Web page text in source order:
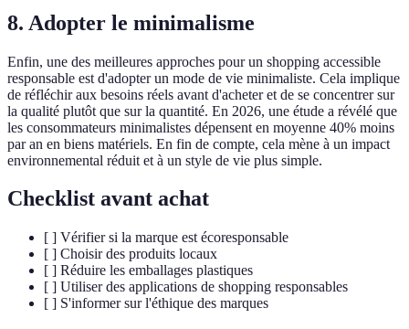
8. Adopter le minimalisme
Enfin, une des meilleures approches pour un shopping accessible
responsable est d'adopter un mode de vie minimaliste. Cela implique
de réfléchir aux besoins réels avant d'acheter et de se concentrer sur
la qualité plutôt que sur la quantité. En 2026, une étude a révélé que
les consommateurs minimalistes dépensent en moyenne 40% moins
par an en biens matériels. En fin de compte, cela mène à un impact
environnemental réduit et à un style de vie plus simple.
Checklist avant achat
[ ] Vérifier si la marque est écoresponsable
[ ] Choisir des produits locaux
[ ] Réduire les emballages plastiques
[ ] Utiliser des applications de shopping responsables
[ ] S'informer sur l'éthique des marques